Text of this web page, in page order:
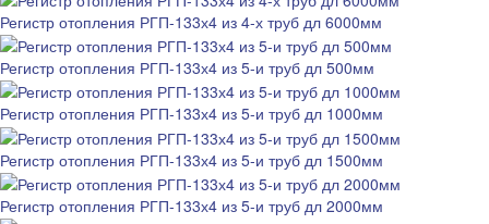
Регистр отопления РГП-133х4 из 4-х труб дл 6000мм
Регистр отопления РГП-133х4 из 5-и труб дл 500мм
Регистр отопления РГП-133х4 из 5-и труб дл 1000мм
Регистр отопления РГП-133х4 из 5-и труб дл 1500мм
Регистр отопления РГП-133х4 из 5-и труб дл 2000мм